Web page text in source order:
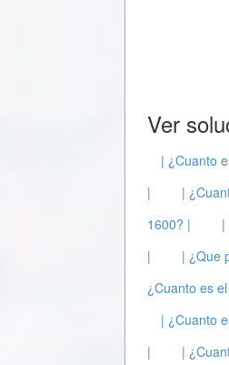
Ver
| ¿Cuanto
|
|
1600? |
|
|
| ¿Que
¿Cuanto es
| ¿Cuanto
|
|